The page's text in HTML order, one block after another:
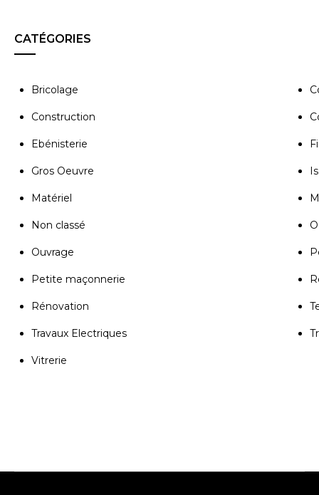
CATÉGORIES
Bricolage
Construction
Ebénisterie
Gros Oeuvre
Matériel
Non classé
Ouvrage
Petite maçonnerie
Rénovation
Travaux Electriques
Vitrerie